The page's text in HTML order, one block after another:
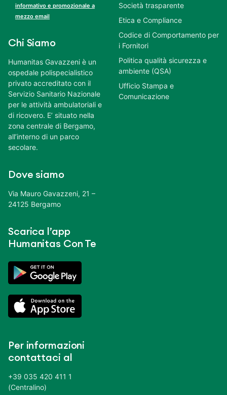
informativo e promozionale a
mezzo email
Chi Siamo
Humanitas Gavazzeni è un
ospedale polispecialistico
privato accreditato con il
Servizio Sanitario Nazionale
per le attività ambulatoriali e
di ricovero. E’ situato nella
zona centrale di Bergamo,
all’interno di un parco
secolare.
Dove siamo
Via Mauro Gavazzeni, 21 –
24125 Bergamo
Scarica l’app
Humanitas Con Te
Per informazioni
contattaci al
+39 035 420 411 1
(Centralino)
Società trasparente
Etica e Compliance
Codice di Comportamento per
i Fornitori
Politica qualità sicurezza e
ambiente (QSA)
Ufficio Stampa e
Comunicazione